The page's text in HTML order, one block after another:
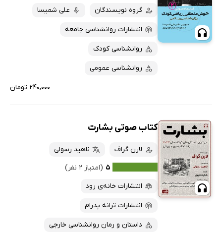
گروه نویسندگان علی شمیسا
انتشارات روانشناسی جامعه
روانشناسی کودک
روانشناسی عمومی
۲۴۰,۰۰۰ تومان
کتاب صوتی بشارت
لارن گراف
ناهید رسولی
۵ (امتیاز ۲ نفر)
انتشارات خانه‌ی رود
انتشارات ترانه پدرام
داستان و رمان روانشناسی خارجی